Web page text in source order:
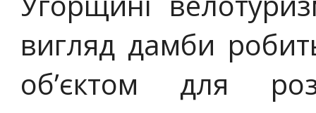
вигляд дамби
об’єктом для